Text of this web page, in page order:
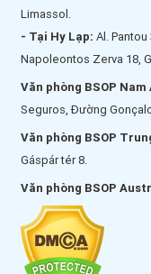
Limassol.
- Tại Hy Lạp: Al.
Napoleontos Zerva 18,
Văn phòng BSOP
Seguros, Đường
Văn phòng BSOP
Gáspár tér 8.
Văn phòng BSOP